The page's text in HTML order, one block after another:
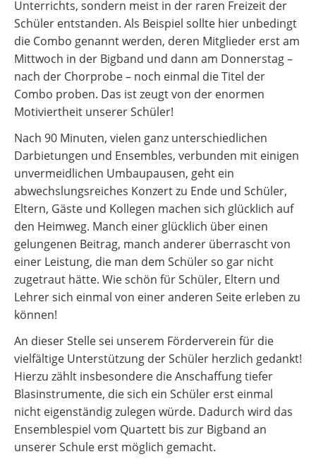
Unterrichts, sondern meist in der raren Freizeit der
Schüler entstanden. Als Beispiel sollte hier unbedingt
die Combo genannt werden, deren Mitglieder erst am
Mittwoch in der Bigband und dann am Donnerstag –
nach der Chorprobe – noch einmal die Titel der
Combo proben. Das ist zeugt von der enormen
Motiviertheit unserer Schüler!
Nach 90 Minuten, vielen ganz unterschiedlichen
Darbietungen und Ensembles, verbunden mit einigen
unvermeidlichen Umbaupausen, geht ein
abwechslungsreiches Konzert zu Ende und Schüler,
Eltern, Gäste und Kollegen machen sich glücklich auf
den Heimweg. Manch einer glücklich über einen
gelungenen Beitrag, manch anderer überrascht von
einer Leistung, die man dem Schüler so gar nicht
zugetraut hätte. Wie schön für Schüler, Eltern und
Lehrer sich einmal von einer anderen Seite erleben zu
können!
An dieser Stelle sei unserem Förderverein für die
vielfältige Unterstützung der Schüler herzlich gedankt!
Hierzu zählt insbesondere die Anschaffung tiefer
Blasinstrumente, die sich ein Schüler erst einmal
nicht eigenständig zulegen würde. Dadurch wird das
Ensemblespiel vom Quartett bis zur Bigband an
unserer Schule erst möglich gemacht.